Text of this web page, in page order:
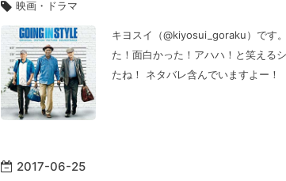
映画・ドラマ
キヨスイ（@kiyosui_goraku）です
た！面白かった！アハハ！と笑える
たね！ ネタバレ含んでいますよー！
2017-06-25